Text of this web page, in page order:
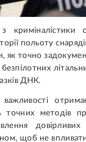
криміналістики
польоту
як точно
ДНК.
точних методів
щоб не впливати